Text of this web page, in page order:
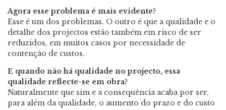
Agora esse problema é mais evidente?
Esse é um dos problemas. O outro é que a qualidade e o
detalhe dos projectos estão também em risco de ser
reduzidos, em muitos casos por necessidade de
contenção de custos.
E quando não há qualidade no projecto, essa
qualidade reflecte-se em obra?
Naturalmente que sim e a consequência acaba por ser,
para além da qualidade, o aumento do prazo e do custo